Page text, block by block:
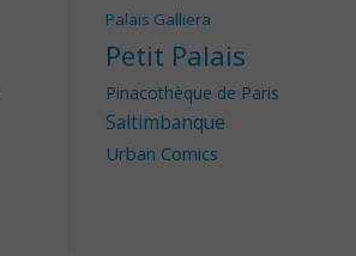
Palais Galliera
Petit Palais
Pinacothèque de Paris
Saltimbanque
Urban Comics